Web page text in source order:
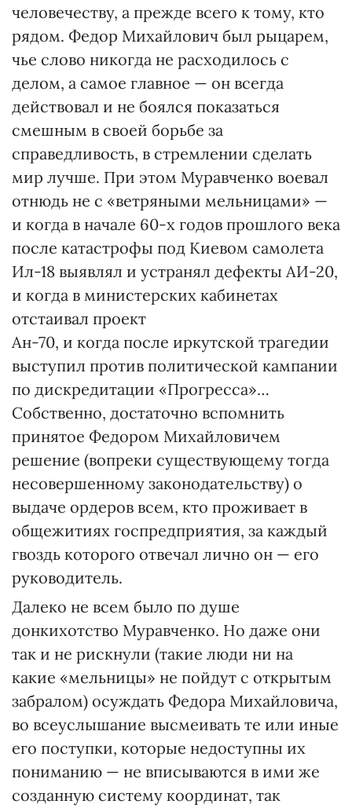
человечеству, а прежде всего к тому, кто
рядом. Федор Михайлович был рыцарем,
чье слово никогда не расходилось с
делом, а самое главное — он всегда
действовал и не боялся показаться
смешным в своей борьбе за
справедливость, в стремлении сделать
мир лучше. При этом Муравченко воевал
отнюдь не с «ветряными мельницами» —
и когда в начале 60-х годов прошлого века
после катастрофы под Киевом самолета
Ил-18 выявлял и устранял дефекты АИ-20,
и когда в министерских кабинетах
отстаивал проект
Ан-70, и когда после иркутской трагедии
выступил против политической кампании
по дискредитации «Прогресса»…
Собственно, достаточно вспомнить
принятое Федором Михайловичем
решение (вопреки существующему тогда
несовершенному законодательству) о
выдаче ордеров всем, кто проживает в
общежитиях госпредприятия, за каждый
гвоздь которого отвечал лично он — его
руководитель.
Далеко не всем было по душе
донкихотство Муравченко. Но даже они
так и не рискнули (такие люди ни на
какие «мельницы» не пойдут с открытым
забралом) осуждать Федора Михайловича,
во всеуслышание высмеивать те или иные
его поступки, которые недоступны их
пониманию — не вписываются в ими же
созданную систему координат, так